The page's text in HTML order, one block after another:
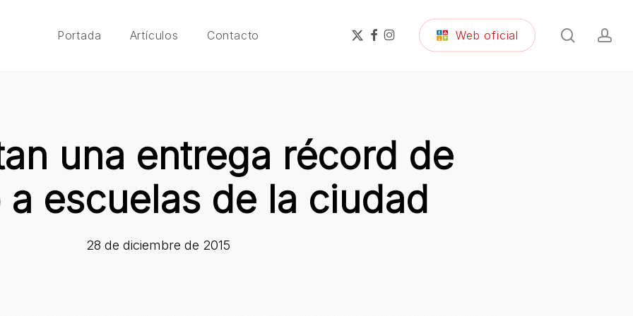
Portada Artículos Contacto
x-
twitter
facebook
instagram Web oficial search
una entrega récord de
escuelas de la ciudad
28 de diciembre de 2015